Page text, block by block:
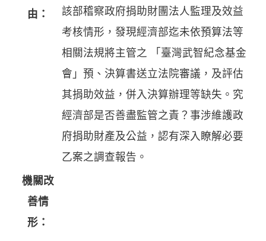
由：
該部稽察政府捐助財團法人監理及效益
考核情形，發現經濟部迄未依預算法等
相關法規將主管之 「臺灣武智紀念基金
會」預、決算書送立法院審議，及評估
其捐助效益，併入決算辦理等缺失。究
經濟部是否善盡監管之責？事涉維護政
府捐助財產及公益，認有深入瞭解必要
乙案之調查報告。
機關改
善情
形：